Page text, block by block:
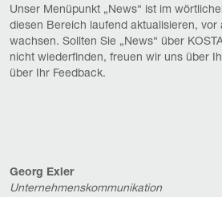
Unser Menüpunkt „News“ ist im
diesen Bereich laufend aktualisieren, vor
wachsen. Sollten Sie „News“ über
nicht wiederfinden, freuen wir uns über
über Ihr Feedback.
Georg Exler
Unternehmenskommunikation